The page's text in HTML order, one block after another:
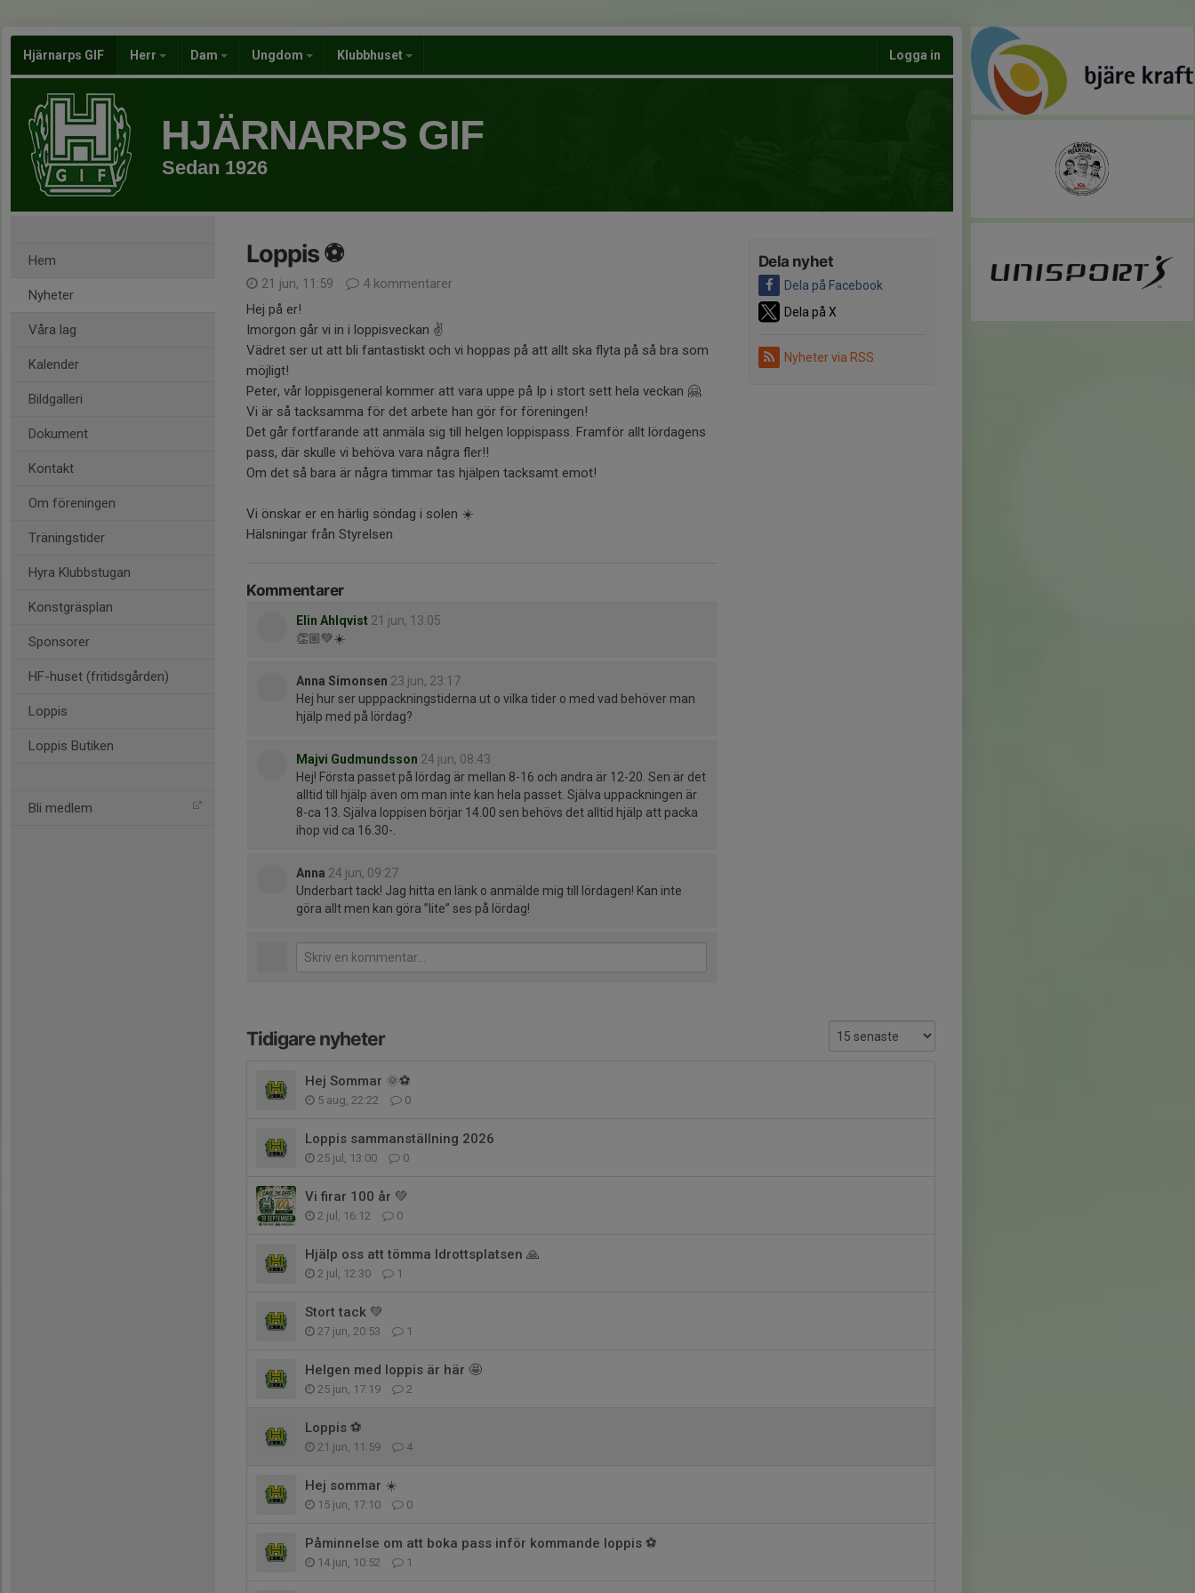
Hjärnarps GIF Herr Dam Ungdom Klubbhuset Logga in
HJÄRNARPS GIF
Sedan 1926
Hem
Nyheter
Våra lag
Kalender
Bildgalleri
Dokument
Kontakt
Om föreningen
Träningstider
Hyra Klubbstugan
Konstgräsplan
Sponsorer
HF-huset (fritidsgården)
Loppis
Loppis Butiken
Bli medlem
Dela nyhet
Dela på Facebook
Dela på X
Nyheter via RSS
Loppis ⚽️
21 jun, 11:59
4 kommentarer
Hej på er!
Imorgon går vi in i loppisveckan ✌️
Vädret ser ut att bli fantastiskt och vi hoppas på att allt ska flyta på så bra som
möjligt!
Peter, vår loppisgeneral kommer att vara uppe på Ip i stort sett hela veckan 🤗.
Vi är så tacksamma för det arbete han gör för föreningen!
Det går fortfarande att anmäla sig till helgen loppispass. Framför allt lördagens
pass, där skulle vi behöva vara några fler!!
Om det så bara är några timmar tas hjälpen tacksamt emot!
Vi önskar er en härlig söndag i solen ☀️
Hälsningar från Styrelsen
Kommentarer
Elin Ahlqvist 21 jun, 13:05
👏🏼💚☀️
Anna Simonsen 23 jun, 23:17
Hej hur ser upppackningstiderna ut o vilka tider o med vad behöver man
hjälp med på lördag?
Majvi Gudmundsson 24 jun, 08:43
Hej! Första passet på lördag är mellan 8-16 och andra är 12-20. Sen är det
alltid till hjälp även om man inte kan hela passet. Själva uppackningen är
8-ca 13. Själva loppisen börjar 14.00 sen behövs det alltid hjälp att packa
ihop vid ca 16.30-.
Anna 24 jun, 09:27
Underbart tack! Jag hitta en länk o anmälde mig till lördagen! Kan inte
göra allt men kan göra ”lite” ses på lördag!
Tidigare nyheter
Hej Sommar 🌞⚽
5 aug, 22:22 0
Loppis sammanställning 2026
25 jul, 13:00 0
Vi firar 100 år 💚
2 jul, 16:12 0
Hjälp oss att tömma Idrottsplatsen 🙏
2 jul, 12:30 1
Stort tack 💚
27 jun, 20:53 1
Helgen med loppis är här 🤩
25 jun, 17:19 2
Loppis ⚽️
21 jun, 11:59 4
Hej sommar ☀️
15 jun, 17:10 0
Påminnelse om att boka pass inför kommande loppis ⚽
14 jun, 10:52 1